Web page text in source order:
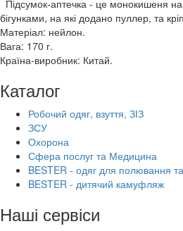
Підсумок-аптечка - це монокишеня на
бігунками, на які додано пуллер, та
Матеріал: нейлон.
Вага: 170 г.
Країна-виробник: Китай.
Каталог
Робочий одяг, взуття, ЗІЗ
ЗСУ
Охорона
Сфера послуг та Медицина
BESTER - одяг для полювання
BESTER - дитячий камуфляж
Наші сервіси